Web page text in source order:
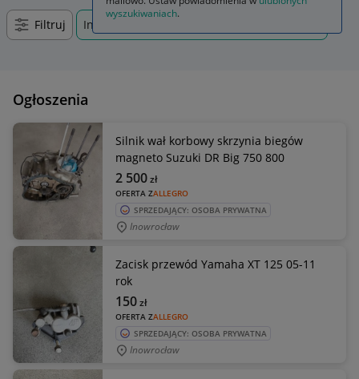
Filtruj Inowrocław, Kujawsko-pomorskie, +0 km
Ogłoszenia
Silnik wał korbowy skrzynia biegów
magneto Suzuki DR Big 750 800
OFERTA ZALLEGRO
2 500zł
SPRZEDAJĄCY: OSOBA PRYWATNA
Inowrocław
Zacisk przewód Yamaha XT 125 05-11
rok
OFERTA ZALLEGRO
150zł
SPRZEDAJĄCY: OSOBA PRYWATNA
Inowrocław
wyszukiwaniach.